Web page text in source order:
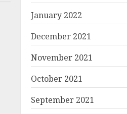
January 2022
December 2021
November 2021
October 2021
September 2021